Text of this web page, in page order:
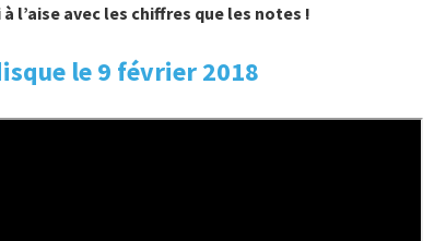
l’aise avec les chiffres que les notes !
le 9 février 2018